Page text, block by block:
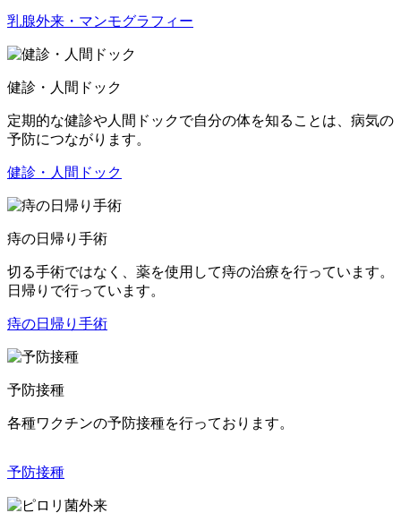
乳腺外来・マンモグラフィー
健診・人間ドック
定期的な健診や人間ドックで自分の体を知ることは、病気の
予防につながります。
健診・人間ドック
痔の日帰り手術
切る手術ではなく、薬を使用して痔の治療を行っています。
日帰りで行っています。
痔の日帰り手術
予防接種
各種ワクチンの予防接種を行っております。
予防接種